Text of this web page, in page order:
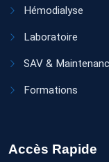
Hémodialyse
Laboratoire
SAV &
Formations
Accès Rapide